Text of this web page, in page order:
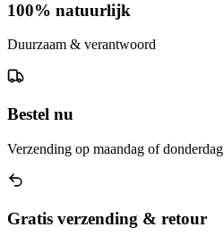
100% natuurlijk
Duurzaam & verantwoord
Bestel nu
Verzending op maandag of donderdag
Gratis verzending & retour